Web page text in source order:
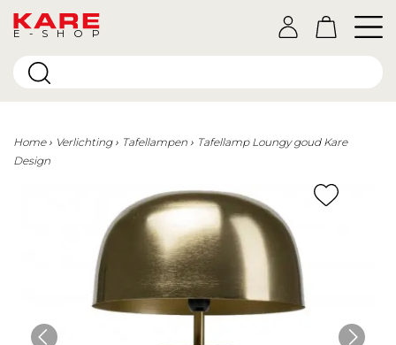
E-SHOP
Home Verlichting Tafellampen
Tafellamp Loungy goud Kare
Design